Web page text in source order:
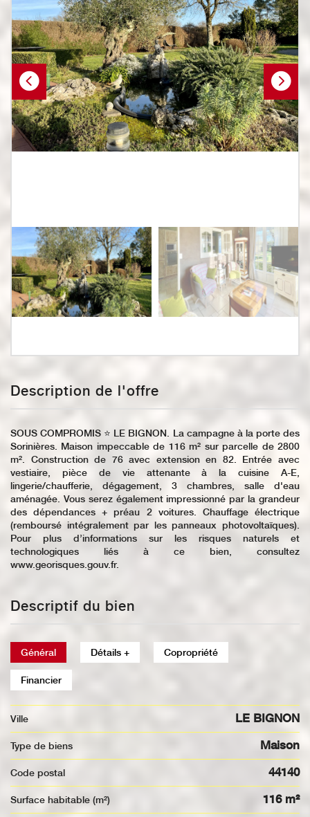
Description de l'offre
SOUS COMPROMIS ⭐️ LE BIGNON. La campagne à la porte des
Sorinières. Maison impeccable de 116 m² sur parcelle de 2800
m². Construction de 76 avec extension en 82. Entrée avec
vestiaire, pièce de vie attenante à la cuisine A-E,
lingerie/chaufferie, dégagement, 3 chambres, salle d'eau
aménagée. Vous serez également impressionné par la grandeur
des dépendances + préau 2 voitures. Chauffage électrique
(remboursé intégralement par les panneaux photovoltaïques).
Pour plus d’informations sur les risques naturels et
technologiques liés à ce bien, consultez
www.georisques.gouv.fr.
Descriptif du bien
Général Détails + Copropriété
Financier
Ville LE BIGNON
Type de biens Maison
Code postal 44140
Surface habitable (m²) 116 m²